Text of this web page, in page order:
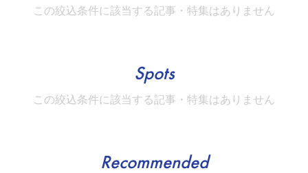
この絞込条件に該当する記事・特集はありません
Spots
この絞込条件に該当する記事・特集はありません
Recommended